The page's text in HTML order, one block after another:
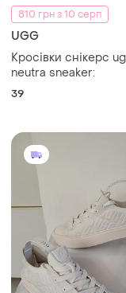
810 грн з 10 серп
UGG
Кросівки снікерс
neutra sneaker:
39